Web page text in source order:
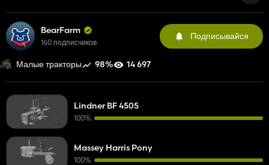
BearFarm
160 подписчиков
Подписывайся
Малые тракторы 98% 14 697
Lindner BF 4505
100%
Massey Harris Pony
100%